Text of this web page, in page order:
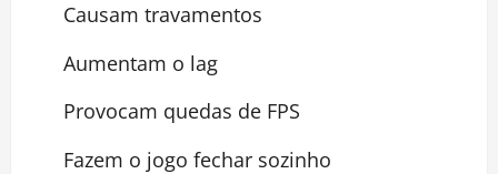
Causam travamentos
Aumentam o lag
Provocam quedas de FPS
Fazem o jogo fechar sozinho